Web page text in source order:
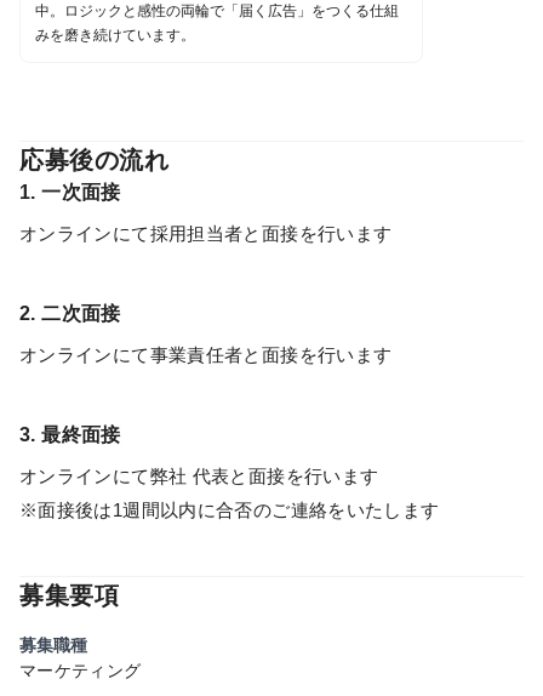
中。ロジックと感性の両輪で「届く広告」をつくる仕組
みを磨き続けています。
応募後の流れ
1. 一次面接
オンラインにて採用担当者と面接を行います
2. 二次面接
オンラインにて事業責任者と面接を行います
3. 最終面接
オンラインにて弊社 代表と面接を行います
※面接後は1週間以内に合否のご連絡をいたします
募集要項
募集職種
マーケティング